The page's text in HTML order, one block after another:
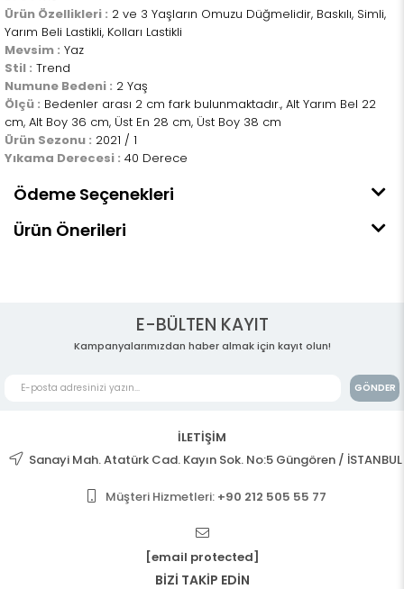
Ürün Özellikleri : 2 ve 3 Yaşların Omuzu Düğmelidir, Baskılı, Simli,
Yarım Beli Lastikli, Kolları Lastikli
Mevsim : Yaz
Stil : Trend
Numune Bedeni : 2 Yaş
Ölçü : Bedenler arası 2 cm fark bulunmaktadır., Alt Yarım Bel 22
cm, Alt Boy 36 cm, Üst En 28 cm, Üst Boy 38 cm
Ürün Sezonu : 2021 / 1
Yıkama Derecesi : 40 Derece
Ödeme Seçenekleri
Ürün Önerileri
E-BÜLTEN KAYIT
Kampanyalarımızdan haber almak için kayıt olun!
GÖNDER
İLETİŞİM
Sanayi Mah. Atatürk Cad. Kayın Sok. No:5 Güngören / İSTANBUL
Müşteri Hizmetleri: +90 212 505 55 77
[email protected]
BİZİ TAKİP EDİN